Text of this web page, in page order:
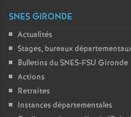
SNES GIRONDE
Actualités
Stages, bureaux
Bulletins du SNES-FSU Gironde
Actions
Retraites
Instances départementales